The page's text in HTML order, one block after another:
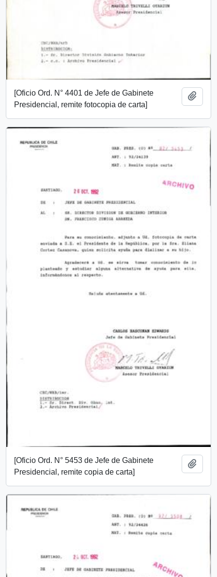
[Oficio Ord. N° 4401 de Jefe de Gabinete
Presidencial, remite fotocopia de carta]
[Oficio Ord. N° 5453 de Jefe de Gabinete
Presidencial, remite copia de carta]